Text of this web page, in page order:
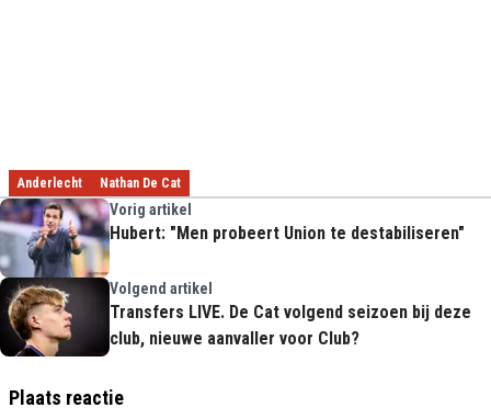
Anderlecht Nathan De Cat
Vorig artikel
Hubert: "Men probeert Union te destabiliseren"
Volgend artikel
Transfers LIVE. De Cat volgend seizoen bij deze
club, nieuwe aanvaller voor Club?
Plaats reactie